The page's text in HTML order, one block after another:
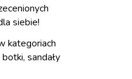
siebie!
kategoriach
botki, sandały